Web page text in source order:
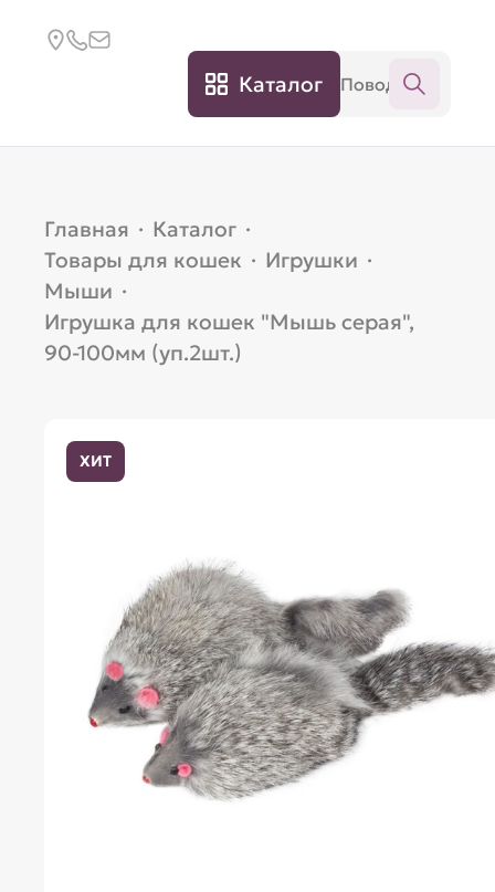
Каталог
Главная · Каталог ·
Товары для кошек · Игрушки ·
Мыши ·
Игрушка для кошек "Мышь серая",
90-100мм (уп.2шт.)
ХИТ